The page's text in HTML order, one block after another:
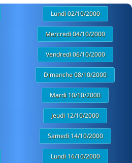
Lundi 02/10/2000
Mercredi 04/10/2000
Vendredi 06/10/2000
Dimanche 08/10/2000
Mardi 10/10/2000
Jeudi 12/10/2000
Samedi 14/10/2000
Lundi 16/10/2000